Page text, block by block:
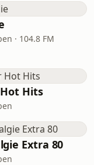
· 104.8 FM
Hits
Extra 80